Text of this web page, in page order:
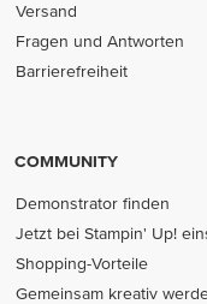
Versand
Fragen und Antworten
Barrierefreiheit
COMMUNITY
Demonstrator finden
Jetzt bei Stampin' Up!
Shopping-Vorteile
Gemeinsam kreativ